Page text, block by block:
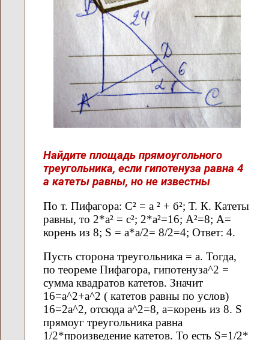
Найдите площадь прямоугольного
треугольника, если гипотенуза равна 4
а катеты равны, но не известны
По т. Пифагора: С² = а ² + б²; Т. К. Катеты
равны, то 2*а² = с²; 2*а²=16; А²=8; А=
корень из 8; S = а*а/2= 8/2=4; Ответ: 4.
Пусть сторона треугольника = а. Тогда,
по теореме Пифагора, гипотенуза^2 =
сумма квадратов катетов. Значит
16=а^2+а^2 ( катетов равны по услов)
16=2а^2, отсюда а^2=8, а=корень из 8. S
прямоуг треугольника равна
1/2*произведение катетов. То есть S=1/2*